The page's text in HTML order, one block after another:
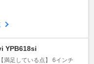
YPB618si
満足している点】 6インチ